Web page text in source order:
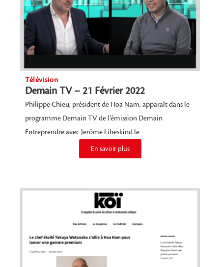
Télévision
Demain TV – 21 Février 2022
Philippe Chieu, président de Hoa Nam, apparaît dans le
programme Demain TV de l’émission Demain
Entreprendre avec Jerôme Libeskind le
En savoir plus